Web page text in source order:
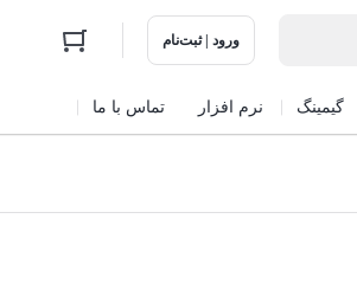
ورود | ثبت‌نام
گیمینگ نرم افزار تماس با ما